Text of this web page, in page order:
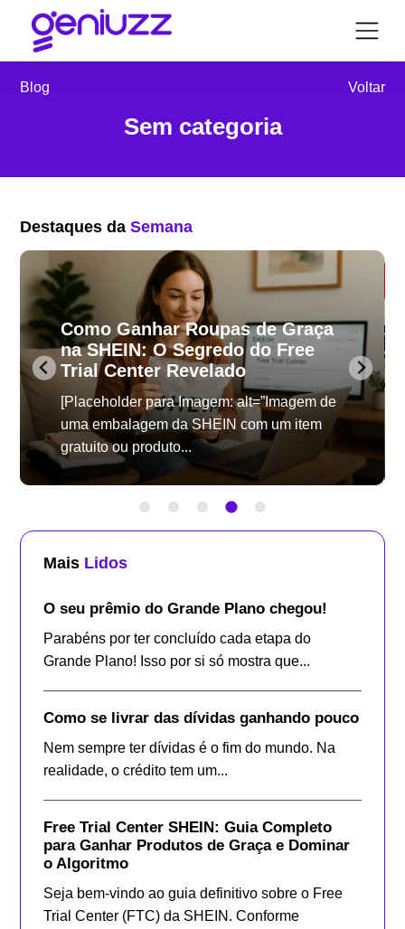
Blog Voltar
Sem categoria
Destaques daSemana
Como Ganhar Roupas de Graça
na SHEIN: O Segredo do Free
Trial Center Revelado
[Placeholder para Imagem: alt=”Imagem de
uma embalagem da SHEIN com um item
gratuito ou produto...
Mais Lidos
O seu prêmio do Grande Plano chegou!
Parabéns por ter concluído cada etapa do
Grande Plano! Isso por si só mostra que...
Como se livrar das dívidas ganhando pouco
Nem sempre ter dívidas é o fim do mundo. Na
realidade, o crédito tem um...
Free Trial Center SHEIN: Guia Completo
para Ganhar Produtos de Graça e Dominar
o Algoritmo
Seja bem-vindo ao guia definitivo sobre o Free
Trial Center (FTC) da SHEIN. Conforme